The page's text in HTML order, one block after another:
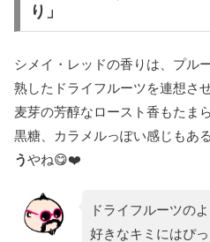
り」
シメイ・レッドの香りは、プル
熟したドライフルーツを連想さ
麦芽の芳醇なロースト香もたま
黒糖、カラメルっぽい感じもある
うやね😋❤️
ドライフルーツの
好きなキミにはぴっ